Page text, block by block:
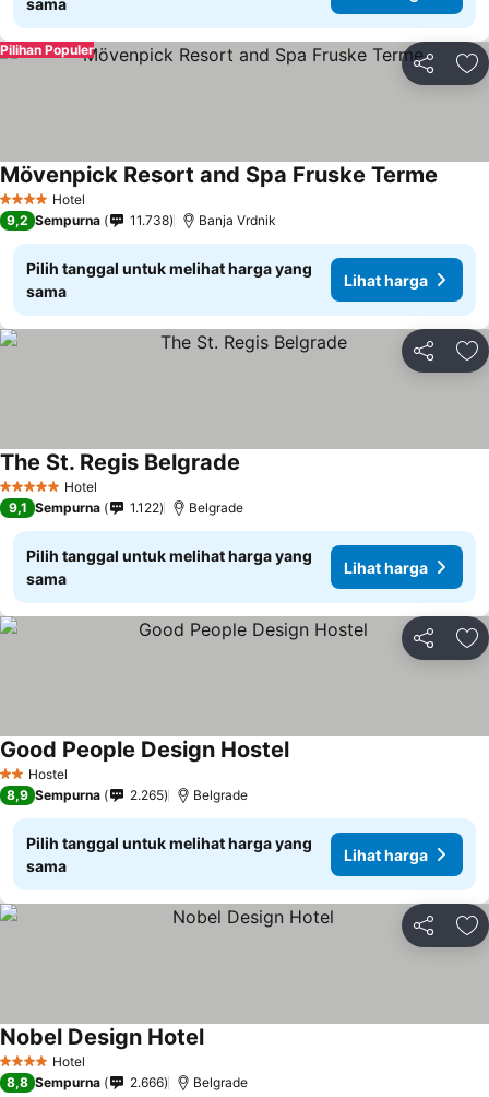
sama
Bagikan
Pilihan Populer
4 BintangHotel
Mövenpick Resort and Spa Fruske Terme
9,2 Sempurna 11.738 Banja Vrdnik
Pilih tanggal untuk melihat harga yang
sama
Lihat harga
Bagikan
5 Bintang Hotel
The St. Regis Belgrade
9,1 Sempurna 1.122 Belgrade
Pilih tanggal untuk melihat harga yang
sama
Lihat harga
Bagikan
2 Bintang
Hostel
Good People Design Hostel
8,9 Sempurna 2.265 Belgrade
Pilih tanggal untuk melihat harga yang
sama
Lihat harga
Bagikan
4 BintangHotel
Nobel Design Hotel
8,8 Sempurna 2.666 Belgrade